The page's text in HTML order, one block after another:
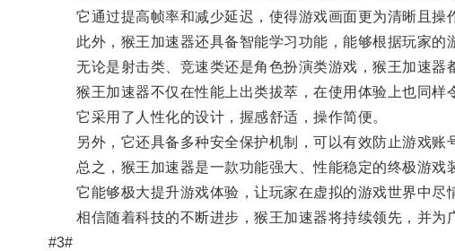
它通过提高帧率和减少延迟，使得游戏画面更为清晰且操
此外，猴王加速器还具备智能学习功能，能够根据玩家的
无论是射击类、竞速类还是角色扮演类游戏，猴王加速器
猴王加速器不仅在性能上出类拔萃，在使用体验上也同样
它采用了人性化的设计，握感舒适，操作简便。
另外，它还具备多种安全保护机制，可以有效防止游戏账
总之，猴王加速器是一款功能强大、性能稳定的终极游戏
它能够极大提升游戏体验，让玩家在虚拟的游戏世界中尽
相信随着科技的不断进步，猴王加速器将持续领先，并为
#3#